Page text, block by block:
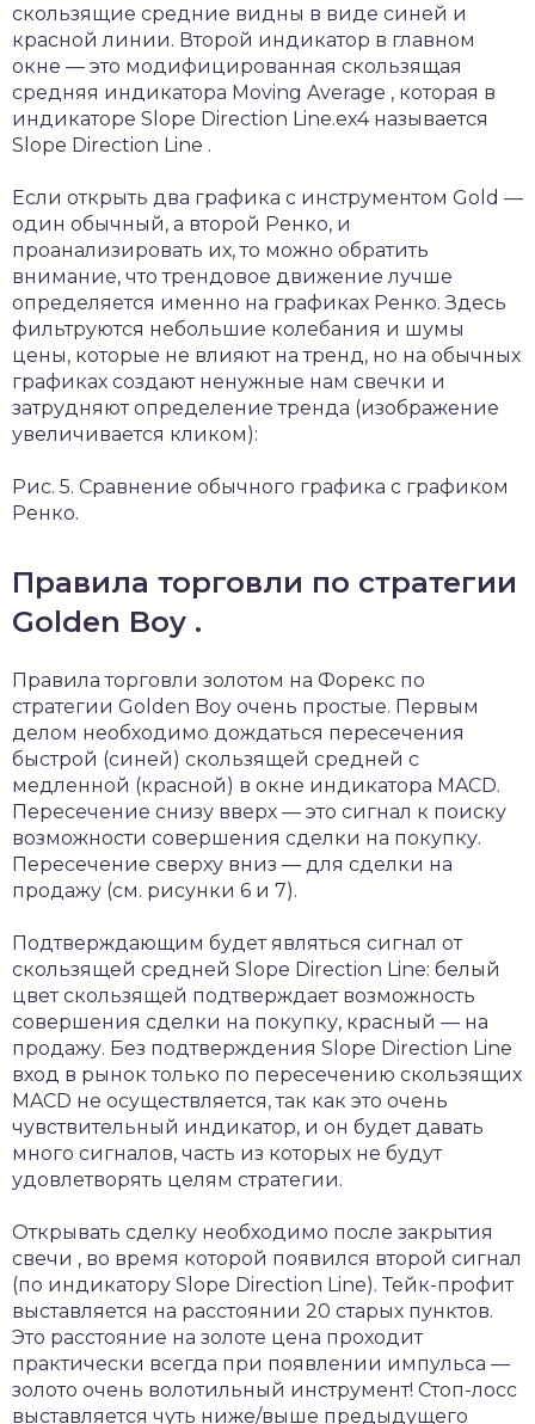
скользящие средние видны в виде синей и
красной линии. Второй индикатор в главном
окне — это модифицированная скользящая
средняя индикатора Moving Average , которая в
индикаторе Slope Direction Line.ex4 называется
Slope Direction Line .
Если открыть два графика с инструментом Gold —
один обычный, а второй Ренко, и
проанализировать их, то можно обратить
внимание, что трендовое движение лучше
определяется именно на графиках Ренко. Здесь
фильтруются небольшие колебания и шумы
цены, которые не влияют на тренд, но на обычных
графиках создают ненужные нам свечки и
затрудняют определение тренда (изображение
увеличивается кликом):
Рис. 5. Сравнение обычного графика с графиком
Ренко.
Правила торговли по стратегии
Golden Boy .
Правила торговли золотом на Форекс по
стратегии Golden Boy очень простые. Первым
делом необходимо дождаться пересечения
быстрой (синей) скользящей средней с
медленной (красной) в окне индикатора MACD.
Пересечение снизу вверх — это сигнал к поиску
возможности совершения сделки на покупку.
Пересечение сверху вниз — для сделки на
продажу (см. рисунки 6 и 7).
Подтверждающим будет являться сигнал от
скользящей средней Slope Direction Line: белый
цвет скользящей подтверждает возможность
совершения сделки на покупку, красный — на
продажу. Без подтверждения Slope Direction Line
вход в рынок только по пересечению скользящих
MACD не осуществляется, так как это очень
чувствительный индикатор, и он будет давать
много сигналов, часть из которых не будут
удовлетворять целям стратегии.
Открывать сделку необходимо после закрытия
свечи , во время которой появился второй сигнал
(по индикатору Slope Direction Line). Тейк-профит
выставляется на расстоянии 20 старых пунктов.
Это расстояние на золоте цена проходит
практически всегда при появлении импульса —
золото очень волотильный инструмент! Стоп-лосс
выставляется чуть ниже/выше предыдущего